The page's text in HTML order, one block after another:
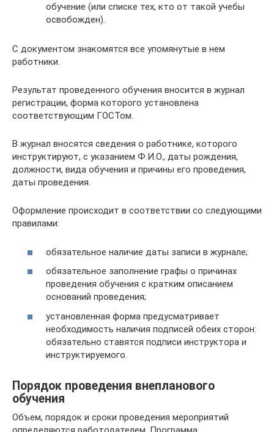
обучение (или списке тех, кто от такой учебы
освобожден).
С документом знакомятся все упомянутые в нем
работники.
Результат проведенного обучения вносится в журнал
регистрации, форма которого установлена
соответствующим ГОСТом.
В журнал вносятся сведения о работнике, которого
инструктируют, с указанием Ф.И.О., даты рождения,
должности, вида обучения и причины его проведения,
даты проведения.
Оформление происходит в соответствии со следующими
правилами:
обязательное наличие даты записи в журнале;
обязательное заполнение графы о причинах
проведения обучения с кратким описанием
оснований проведения;
установленная форма предусматривает
необходимость наличия подписей обеих сторон:
обязательно ставятся подписи инструктора и
инструктируемого.
Порядок проведения внепланового
обучения
Объем, порядок и сроки проведения мероприятий